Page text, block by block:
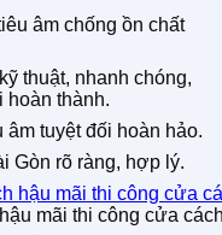
âm chống ồn chất
thuật, nhanh chóng,
hoàn thành.
tuyệt đối hoàn hảo.
Gòn rõ ràng, hợp lý.
mãi thi công cửa